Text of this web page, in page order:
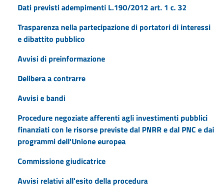
Dati previsti adempimenti L.190/2012 art. 1 c. 32
Trasparenza nella partecipazione di portatori di interessi
e dibattito pubblico
Avvisi di preinformazione
Delibera a contrarre
Avvisi e bandi
Procedure negoziate afferenti agli investimenti pubblici
finanziati con le risorse previste dal PNRR e dal PNC e dai
programmi dell'Unione europea
Commissione giudicatrice
Avvisi relativi all'esito della procedura